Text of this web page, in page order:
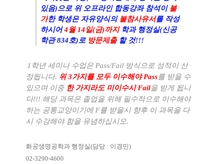
있음)으로 위 오프라인 합동강좌 참석이 불
가한 학생은 자유양식의 불참사유서를 작성
하시어4월 14일(금)까지학과 행정실(신공
학관 834호)로 방문제출할 것!!!
1 학년 세미나 수업은 Pass/Fail 방식으로 성적이 산
정됩니다. 위3가지를 모두 이수해야Pass를 받을 수
있으며 이중 한 가지라도 미이수시Fail을 받게 됩니
다!!! 해당 과목은 졸업을 위해 필수적으로 이수해야
하는 공통교양이기에F를 받을시 향후 이 과목을 다
시 수강해야 함을 유념하십시오.
화공생명공학과 행정실(담당 : 이경민)
02-3290-4600